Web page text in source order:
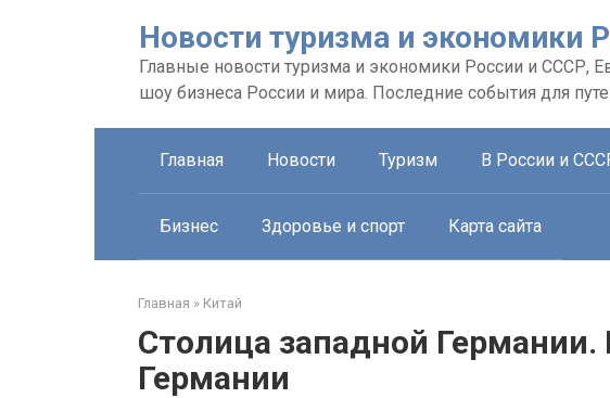
Новости туризма и
Главные новости туризма и экономики России и СССР,
шоу бизнеса России и мира. Последние события для
Главная Новости Туризм В России и
Бизнес Здоровье и спорт Карта сайта
Главная » Китай
Столица западной
Германии